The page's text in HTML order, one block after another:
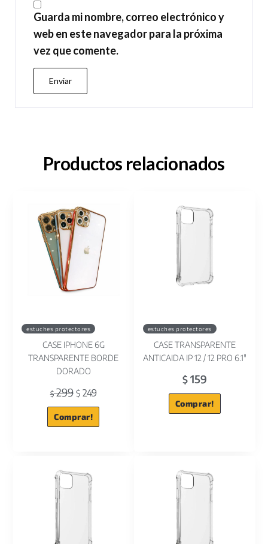
Guarda mi nombre, correo electrónico y
web en este navegador para la próxima
vez que comente.
Productos relacionados
estuches protectores
CASE IPHONE 6G
TRANSPARENTE BORDE
DORADO
$299 $249
Comprar!
estuches protectores
CASE TRANSPARENTE
ANTICAIDA IP 12 / 12 PRO 6.1"
$159
Comprar!